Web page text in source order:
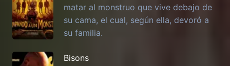
matar al monstruo que vive debajo de
su cama, el cual, según ella, devoró a
su familia.
Bisons